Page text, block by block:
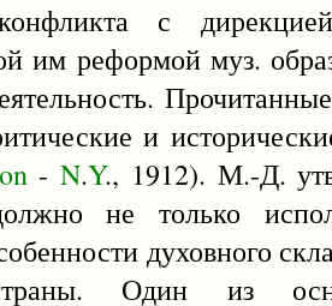
конфликта с
им реформой муз.
и
-N.Y., 1912). М.-Д.
не только
духовного
Один из